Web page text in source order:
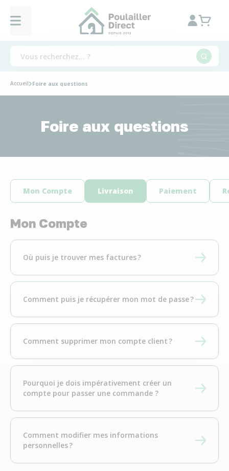
Accueil Foire aux questions
Foire aux questions
Mon Compte Livraison Paiement
Mon Compte
Où puis je trouver mes factures ?
Comment puis je récupérer mon mot de passe ?
Comment supprimer mon compte client ?
Pourquoi je dois impérativement créer un
compte pour passer une commande ?
Comment modifier mes informations
personnelles ?